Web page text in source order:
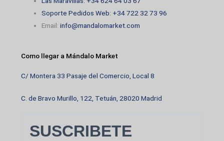
Soporte Pedidos Web: +34 722 32 73 96
Email:info@mandalomarket.com
Como llegar a Mándalo Market
C/ Montera 33 Pasaje del Comercio, Local 8
C. de Bravo Murillo, 122, Tetuán, 28020 Madrid
SUSCRIBETE